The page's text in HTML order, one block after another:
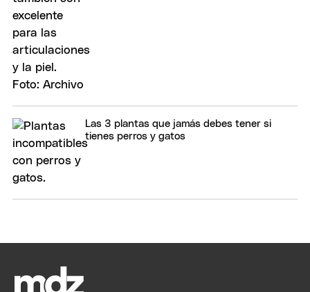
Las 3 plantas que jamás debes tener si
tienes perros y gatos